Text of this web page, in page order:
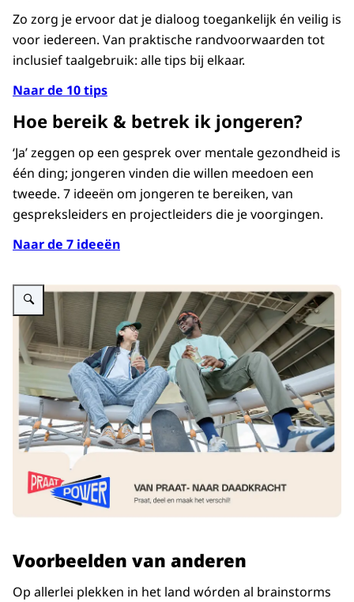
Zo zorg je ervoor dat je dialoog toegankelijk én veilig is
voor iedereen. Van praktische randvoorwaarden tot
inclusief taalgebruik: alle tips bij elkaar.
Naar de 10 tips
Hoe bereik & betrek ik jongeren?
‘Ja’ zeggen op een gesprek over mentale gezondheid is
één ding; jongeren vinden die willen meedoen een
tweede. 7 ideeën om jongeren te bereiken, van
gespreksleiders en projectleiders die je voorgingen.
Naar de 7 ideeën
Vergroot afbeelding Afbeelding van twee jongeren met de tekst:
Voorbeelden van anderen
Op allerlei plekken in het land wórden al brainstorms